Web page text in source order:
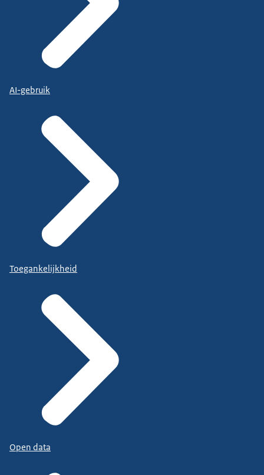
AI-gebruik
Toegankelijkheid
Open data